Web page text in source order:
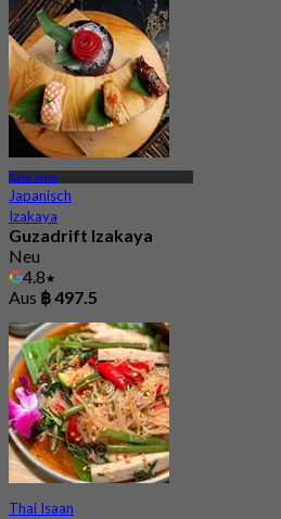
Ram Intra
Japanisch
Izakaya
Guzadrift Izakaya
Neu
4.8
Aus ฿ 497.5
Thai Isaan